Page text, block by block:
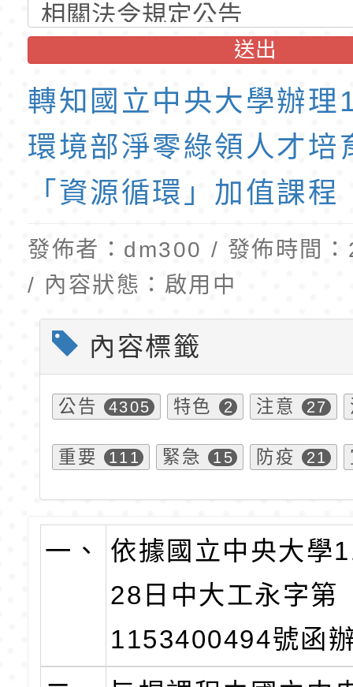
公告(尚有缺額)
民小學115學年度「
班教師助理員」甄選
東門國小115學年度
梯特教代理教師甄選
公告(尚有缺額)
東門國小附設幼兒園
第1學期第2梯代理教
招錄取公告
送出
轉知國立中央大學辦理
環境部淨零綠領人才培
「資源循環」加值課程
發佈者：dm300 / 發佈時間
/ 內容狀態：啟用中
內容標籤
公告 4305 特色 2 注意 27
重要 111 緊急 15 防疫 21
一、
依據國立中央大學
28日中大工永字第
1153400494號函